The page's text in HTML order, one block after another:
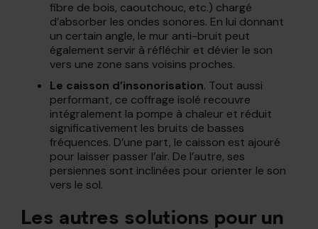
fibre de bois, caoutchouc, etc.) chargé
d’absorber les ondes sonores. En lui donnant
un certain angle, le mur anti-bruit peut
également servir à réfléchir et dévier le son
vers une zone sans voisins proches.
Le caisson d’insonorisation. Tout aussi
performant, ce coffrage isolé recouvre
intégralement la pompe à chaleur et réduit
significativement les bruits de basses
fréquences. D’une part, le caisson est ajouré
pour laisser passer l’air. De l’autre, ses
persiennes sont inclinées pour orienter le son
vers le sol.
Les autres solutions pour un